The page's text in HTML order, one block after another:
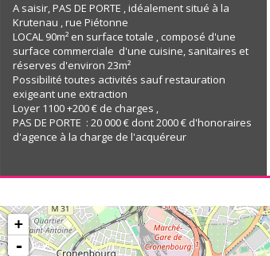
A saisir, PAS DE PORTE , idéalement situé à la
Krutenau , rue Piétonne
LOCAL 90m² en surface totale , composé d'une
surface commerciale d'une cuisine, sanitaires et
réserves d'environ 23m²
Possibilité toutes activités sauf restauration
exigeant une extraction
Loyer 1100 +200 € de charges ,
PAS DE PORTE : 20 000 € dont 2000 € d'honoraires
d'agence à la charge de l'acquéreur
+
-